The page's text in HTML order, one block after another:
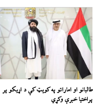
طالبانو او اماراتو په کوېټ کې د اړیکو پر
پراختیا خبرې وکړي